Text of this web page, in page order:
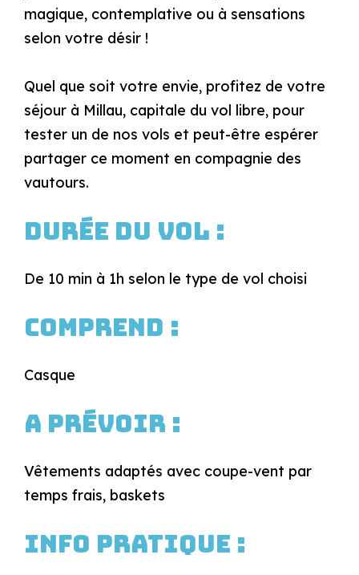
magique, contemplative ou à sensations
selon votre désir !
Quel que soit votre envie, profitez de votre
séjour à Millau, capitale du vol libre, pour
tester un de nos vols et peut-être espérer
partager ce moment en compagnie des
vautours.
Durée du vol :
De 10 min à 1h selon le type de vol choisi
Comprend :
Casque
A prévoir :
Vêtements adaptés avec coupe-vent par
temps frais, baskets
Info pratique :